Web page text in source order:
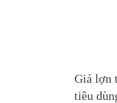
Giá lợn
tiêu